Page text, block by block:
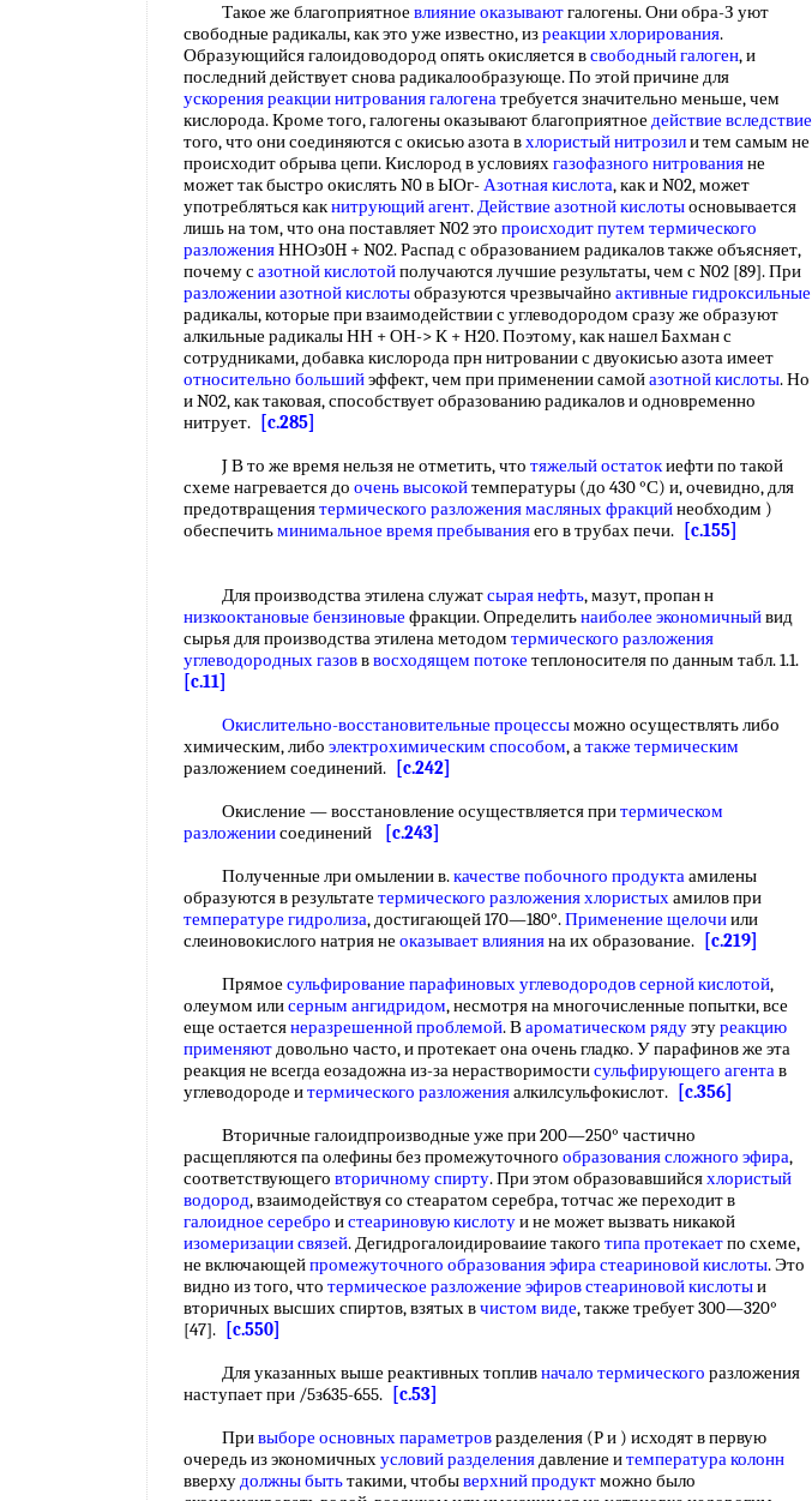
Такое же благоприятное влияние оказываютгалогены. Они обра-З уют
свободные радикалы, как это уже известно, изреакции хлорирования.
Образующийся галоидоводород опять окисляется всвободный галоген, и
последний действует снова радикалообразующе. По этой причине для
ускорения реакциинитрования галогенатребуется значительно меньше, чем
кислорода. Кроме того, галогены оказывают благоприятное действие вследствие
того, что они соединяются с окисью азота вхлористый нитрозили тем самым не
происходит обрыва цепи. Кислород в условияхгазофазного нитрованияне
может так быстро окислять N0 в ЫОг-Азотная кислота, как и N02, может
употребляться какнитрующий агент.Действие азотной кислотыосновывается
лишь на том, что она поставляет N02 это происходит путем термического
разложенияННОз0H + N02. Распад с образованием радикалов также объясняет,
почему сазотной кислотойполучаются лучшие результаты, чем с N02 [89]. При
разложении азотной кислотыобразуются чрезвычайно активные гидроксильные
радикалы, которые при взаимодействии с углеводородом сразу же образуют
алкильные радикалы НН + ОН-> К + Н20. Поэтому, как нашел Бахман с
сотрудниками, добавка кислорода прн нитровании с двуокисью азота имеет
относительно большийэффект, чем при применении самойазотной кислоты. Но
и N02, как таковая, способствует образованию радикалов и одновременно
нитрует.
[c.285]
J В то же время нельзя не отметить, что тяжелый остатокиефти по такой
схеме нагревается до очень высокойтемпературы (до 430 °С) и, очевидно, для
предотвращениятермического разложениямасляных фракцийнеобходим )
обеспечитьминимальное время пребыванияего в трубах печи. [c.155]
Для производства этилена служатсырая нефть, мазут, пропан н
низкооктановые бензиновые фракции. Определитьнаиболее экономичныйвид
сырья для производства этилена методом термического разложения
углеводородных газовввосходящем потоке теплоносителя по данным табл. 1.1.
[c.11]
Окислительно-восстановительные процессыможно осуществлять либо
химическим, либо электрохимическим способом, атакже термическим
разложением соединений.
[c.242]
Окисление — восстановление осуществляется притермическом
разложениисоединений
[c.243]
Полученные лри омылении в.качестве побочного продуктаамилены
образуются в результате термического разложения хлористыхамилов при
температуре гидролиза, достигающей 170—180°.Применение щелочиили
слеиновокислого натрия не оказывает влиянияна их образование.
[c.219]
Прямое сульфирование парафиновых углеводородовсерной кислотой,
олеумом илисерным ангидридом, несмотря на многочисленные попытки, все
еще остаетсянеразрешенной проблемой. Вароматическом рядуэтуреакцию
применяютдовольно часто, и протекает она очень гладко. У парафинов же эта
реакция не всегда еозадожна из-за нерастворимостисульфирующего агентав
углеводороде итермического разложенияалкилсульфокислот.
[c.356]
Вторичные галоидпроизводные уже при 200—250° частично
расщепляются па олефины без промежуточного образования сложного эфира,
соответствующего вторичному спирту. При этом образовавшийсяхлористый
водород, взаимодействуя со стеаратом серебра, тотчас же переходит в
галоидное серебро истеариновую кислотуи не может вызвать никакой
изомеризации связей. Дегидрогалоидироваиие такого типа протекаетпо схеме,
не включающейпромежуточного образования эфирастеариновой кислоты. Это
видно из того, что термическое разложение эфировстеариновой кислотыи
вторичных высших спиртов, взятых вчистом виде, также требует 300—320°
[47].
[c.550]
Для указанных выше реактивных топливначало термического разложения
наступает при /5з635-655.
[c.53]
Привыборе основных параметровразделения (Р и ) исходят в первую
очередь из экономичныхусловий разделениядавление итемпература колонн
вверхудолжны бытьтакими, чтобыверхний продуктможно было